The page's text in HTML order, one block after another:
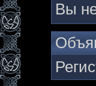
Вы